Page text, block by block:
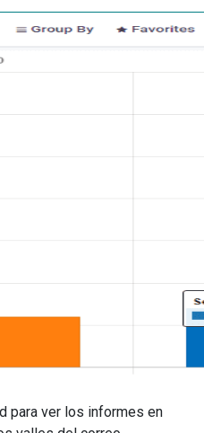
para ver los informes en